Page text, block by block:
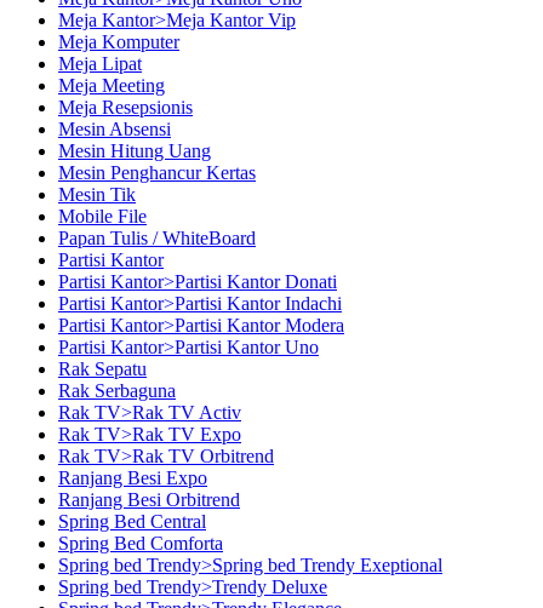
Meja Kantor>Meja Kantor Vip
Meja Komputer
Meja Lipat
Meja Meeting
Meja Resepsionis
Mesin Absensi
Mesin Hitung Uang
Mesin Penghancur Kertas
Mesin Tik
Mobile File
Papan Tulis / WhiteBoard
Partisi Kantor
Partisi Kantor>Partisi Kantor Donati
Partisi Kantor>Partisi Kantor Indachi
Partisi Kantor>Partisi Kantor Modera
Partisi Kantor>Partisi Kantor Uno
Rak Sepatu
Rak Serbaguna
Rak TV>Rak TV Activ
Rak TV>Rak TV Expo
Rak TV>Rak TV Orbitrend
Ranjang Besi Expo
Ranjang Besi Orbitrend
Spring Bed Central
Spring Bed Comforta
Spring bed Trendy>Spring bed Trendy Exeptional
Spring bed Trendy>Trendy Deluxe